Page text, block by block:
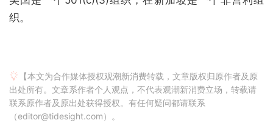
织。
【本文为合作媒体授权观潮新消费转载，文章版权归原作者及原
出处所有。文章系作者个人观点，不代表观潮新消费立场，转载请
联系原作者及原出处获得授权。有任何疑问都请联系
（editor@tidesight.com）。